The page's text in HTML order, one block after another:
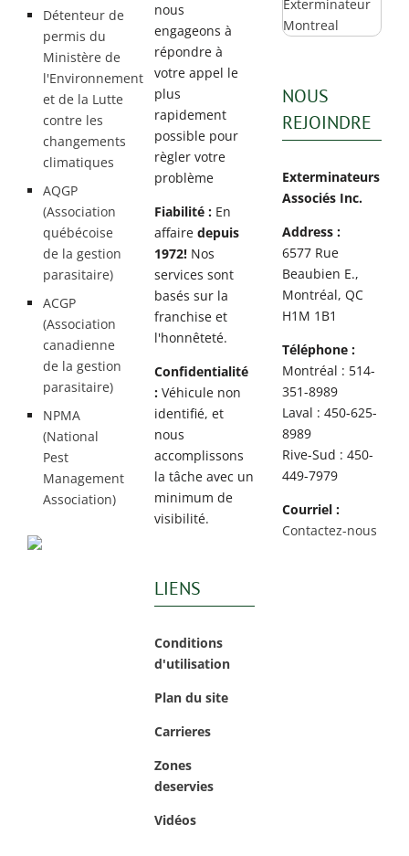
Détenteur de
permis du
Ministère de
l'Environnement
et de la Lutte
contre les
changements
climatiques
AQGP
(Association
québécoise
de la gestion
parasitaire)
ACGP
(Association
canadienne
de la gestion
parasitaire)
NPMA
(National
Pest
Management
Association)
nous
engageons à
répondre à
votre appel le
plus
rapidement
possible pour
règler votre
problème
Fiabilité : En
affairedepuis
1972! Nos
services sont
basés sur la
franchise et
l'honnêteté.
Confidentialité
: Véhicule non
identifié, et
nous
accomplissons
la tâche avec un
minimum de
visibilité.
LIENS
Conditions
d'utilisation
Plan du site
Carrieres
Zones
deservies
Vidéos
NOUS
REJOINDRE
Exterminateurs
Associés Inc.
Address :
6577 Rue
Beaubien E.,
Montréal, QC
H1M 1B1
Téléphone :
Montréal : 514-
351-8989
Laval : 450-625-
8989
Rive-Sud : 450-
449-7979
Courriel :
Contactez-nous